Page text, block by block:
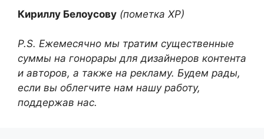
Кириллу Белоусову (пометка ХР)
P.S. Ежемесячно мы тратим существенные
суммы на гонорары для дизайнеров контента
и авторов, а также на рекламу. Будем рады,
если вы облегчите нам нашу работу,
поддержав нас.